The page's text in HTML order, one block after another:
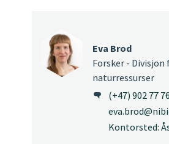
Eva Brod
Forsker -
naturressurser
(+47) 902 77
Kontorsted: